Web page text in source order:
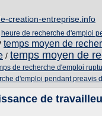
creation-entreprise.info
heure de recherche d'emploi
temps moyen de
/ temps moyen de
de recherche d'emploi
d'emploi pendant preavis
de